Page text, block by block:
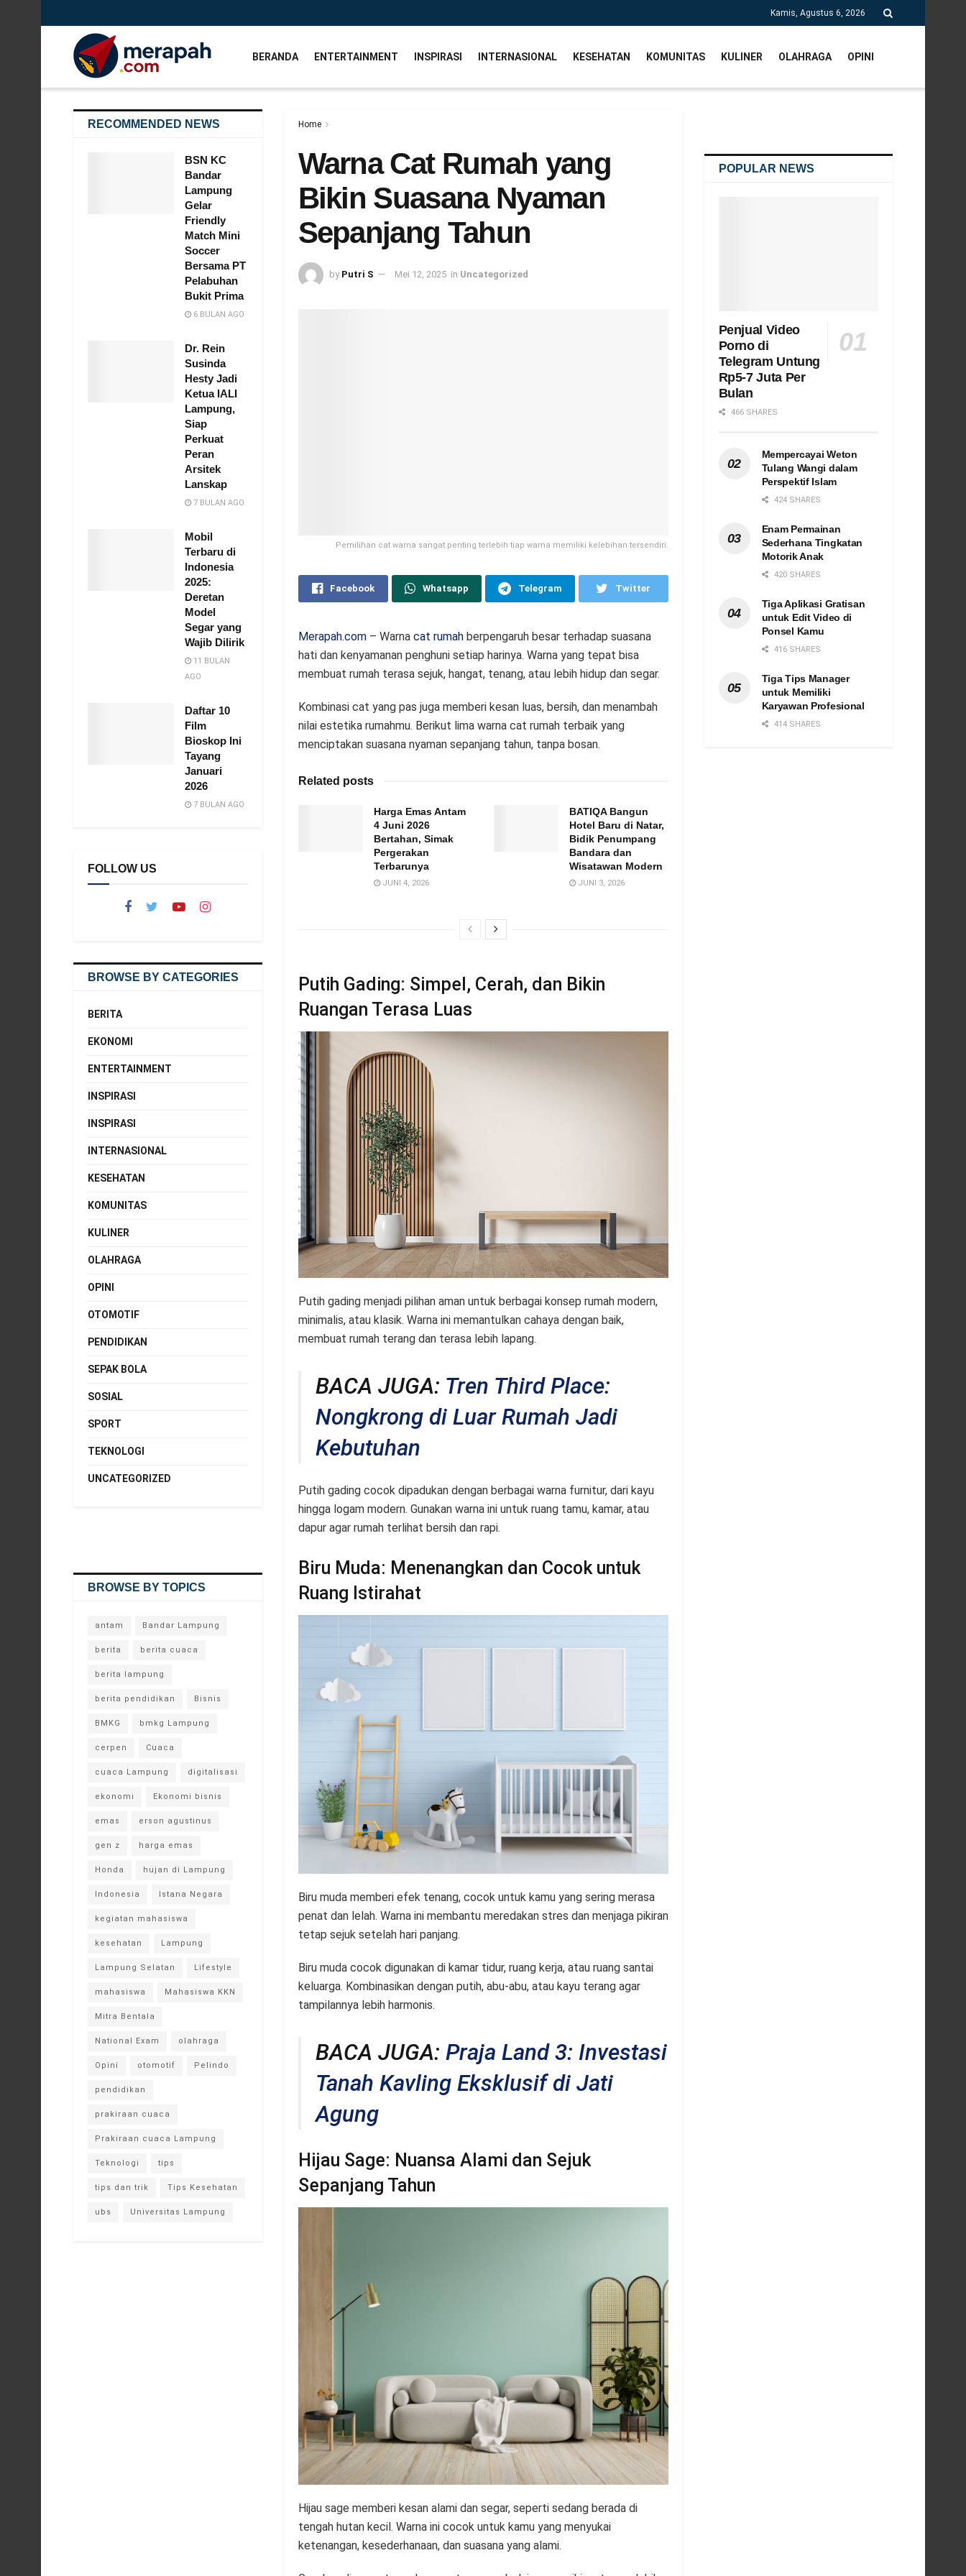
Kamis, Agustus 6, 2026
BERANDA ENTERTAINMENT INSPIRASI INTERNASIONAL KESEHATAN KOMUNITAS KULINER OLAHRAGA OPINI
Home
Warna Cat Rumah yang
Bikin Suasana Nyaman
Sepanjang Tahun
by Putri S Mei 12, 2025 in Uncategorized
Pemilihan cat warna sangat penting terlebih tiap warna memiliki kelebihan tersendiri.
Facebook Whatsapp Telegram Twitter
Merapah.com– Warna cat rumahberpengaruh besar terhadap suasana
hati dan kenyamanan penghuni setiap harinya. Warna yang tepat bisa
membuat rumah terasa sejuk, hangat, tenang, atau lebih hidup dan segar.
Kombinasi cat yang pas juga memberi kesan luas, bersih, dan menambah
nilai estetika rumahmu. Berikut lima warna cat rumah terbaik yang
menciptakan suasana nyaman sepanjang tahun, tanpa bosan.
Related posts
Harga Emas Antam
4 Juni 2026
Bertahan, Simak
Pergerakan
Terbarunya
JUNI 4, 2026
BATIQA Bangun
Hotel Baru di Natar,
Bidik Penumpang
Bandara dan
Wisatawan Modern
JUNI 3, 2026
Putih Gading: Simpel, Cerah, dan Bikin
Ruangan Terasa Luas
Putih gading menjadi pilihan aman untuk berbagai konsep rumah modern,
minimalis, atau klasik. Warna ini memantulkan cahaya dengan baik,
membuat rumah terang dan terasa lebih lapang.
BACA JUGA: Tren Third Place:
Nongkrong di Luar Rumah Jadi
Kebutuhan
Putih gading cocok dipadukan dengan berbagai warna furnitur, dari kayu
hingga logam modern. Gunakan warna ini untuk ruang tamu, kamar, atau
dapur agar rumah terlihat bersih dan rapi.
Biru Muda: Menenangkan dan Cocok untuk
Ruang Istirahat
Biru muda memberi efek tenang, cocok untuk kamu yang sering merasa
penat dan lelah. Warna ini membantu meredakan stres dan menjaga pikiran
tetap sejuk setelah hari panjang.
Biru muda cocok digunakan di kamar tidur, ruang kerja, atau ruang santai
keluarga. Kombinasikan dengan putih, abu-abu, atau kayu terang agar
tampilannya lebih harmonis.
BACA JUGA: Praja Land 3: Investasi
Tanah Kavling Eksklusif di Jati
Agung
Hijau Sage: Nuansa Alami dan Sejuk
Sepanjang Tahun
Hijau sage memberi kesan alami dan segar, seperti sedang berada di
tengah hutan kecil. Warna ini cocok untuk kamu yang menyukai
ketenangan, kesederhanaan, dan suasana yang alami.
RECOMMENDED NEWS
BSN KC
Bandar
Lampung
Gelar
Friendly
Match Mini
Soccer
Bersama PT
Pelabuhan
Bukit Prima
6 BULAN AGO
Dr. Rein
Susinda
Hesty Jadi
Ketua IALI
Lampung,
Siap
Perkuat
Peran
Arsitek
Lanskap
7 BULAN AGO
Mobil
Terbaru di
Indonesia
2025:
Deretan
Model
Segar yang
Wajib Dilirik
11 BULAN
AGO
Daftar 10
Film
Bioskop Ini
Tayang
Januari
2026
7 BULAN AGO
FOLLOW US
BROWSE BY CATEGORIES
BERITA
EKONOMI
ENTERTAINMENT
INSPIRASI
INSPIRASI
INTERNASIONAL
KESEHATAN
KOMUNITAS
KULINER
OLAHRAGA
OPINI
OTOMOTIF
PENDIDIKAN
SEPAK BOLA
SOSIAL
SPORT
TEKNOLOGI
UNCATEGORIZED
BROWSE BY TOPICS
antam Bandar Lampung
berita berita cuaca
berita lampung
berita pendidikan Bisnis
BMKG bmkg Lampung
cerpen Cuaca
cuaca Lampung digitalisasi
ekonomi Ekonomi bisnis
emas erson agustinus
gen z harga emas
Honda hujan di Lampung
Indonesia Istana Negara
kegiatan mahasiswa
kesehatan Lampung
Lampung Selatan Lifestyle
mahasiswa Mahasiswa KKN
Mitra Bentala
National Exam olahraga
Opini otomotif Pelindo
pendidikan
prakiraan cuaca
Prakiraan cuaca Lampung
Teknologi tips
tips dan trik Tips Kesehatan
ubs Universitas Lampung
POPULAR NEWS
Penjual Video
Porno di
Telegram Untung
Rp5-7 Juta Per
Bulan
466 SHARES
Mempercayai Weton
Tulang Wangi dalam
Perspektif Islam
424 SHARES
Enam Permainan
Sederhana Tingkatan
Motorik Anak
420 SHARES
Tiga Aplikasi Gratisan
untuk Edit Video di
Ponsel Kamu
416 SHARES
Tiga Tips Manager
untuk Memiliki
Karyawan Profesional
414 SHARES